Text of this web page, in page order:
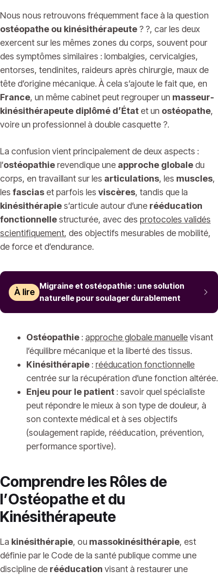
Nous nous retrouvons fréquemment face à la question
ostéopathe ou kinésithérapeute ? ?, car les deux
exercent sur les mêmes zones du corps, souvent pour
des symptômes similaires : lombalgies, cervicalgies,
entorses, tendinites, raideurs après chirurgie, maux de
tête d’origine mécanique. À cela s’ajoute le fait que, en
France, un même cabinet peut regrouper un masseur-
kinésithérapeute diplômé d’État et un ostéopathe,
voire un professionnel à double casquette ?.
La confusion vient principalement de deux aspects :
l’ostéopathie revendique une approche globale du
corps, en travaillant sur les articulations, les muscles,
les fascias et parfois les viscères, tandis que la
kinésithérapie s’articule autour d’une rééducation
fonctionnelle structurée, avec des protocoles validés
scientifiquement, des objectifs mesurables de mobilité,
de force et d’endurance.
À lire
Migraine et ostéopathie : une solution
naturelle pour soulager durablement
Ostéopathie : approche globale manuellevisant
l’équilibre mécanique et la liberté des tissus.
Kinésithérapie : rééducation fonctionnelle
centrée sur la récupération d’une fonction altérée.
Enjeu pour le patient : savoir quel spécialiste
peut répondre le mieux à son type de douleur, à
son contexte médical et à ses objectifs
(soulagement rapide, rééducation, prévention,
performance sportive).
Comprendre les Rôles de
l’Ostéopathe et du
Kinésithérapeute
La kinésithérapie, ou massokinésithérapie, est
définie par le Code de la santé publique comme une
discipline de rééducation visant à restaurer une